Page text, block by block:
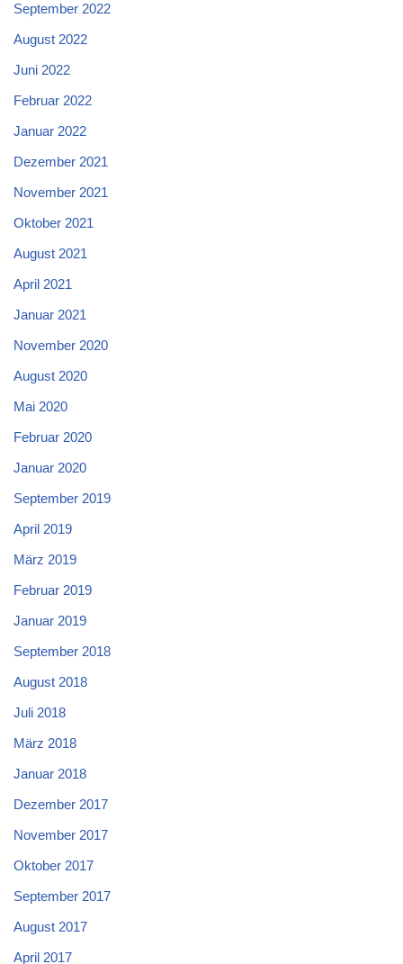
September 2022
August 2022
Juni 2022
Februar 2022
Januar 2022
Dezember 2021
November 2021
Oktober 2021
August 2021
April 2021
Januar 2021
November 2020
August 2020
Mai 2020
Februar 2020
Januar 2020
September 2019
April 2019
März 2019
Februar 2019
Januar 2019
September 2018
August 2018
Juli 2018
März 2018
Januar 2018
Dezember 2017
November 2017
Oktober 2017
September 2017
August 2017
April 2017